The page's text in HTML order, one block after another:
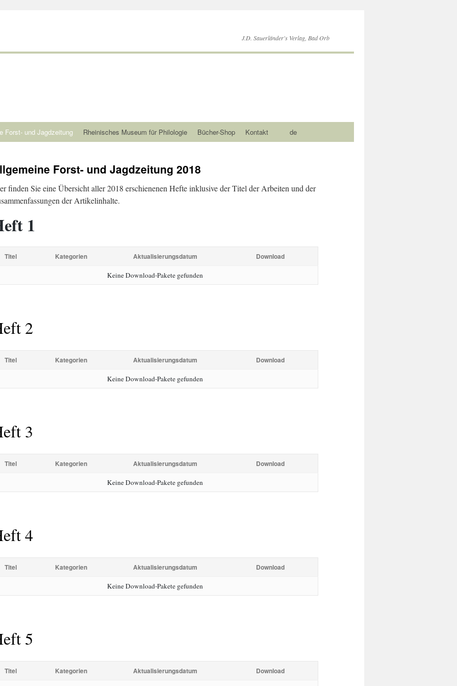
J.D. Sauerländer's Verlag, Bad Orb
Forst- und Jagdzeitung Rheinisches Museum für Philologie Bücher-Shop Kontakt de
Forst- und Jagdzeitung 2018
finden Sie eine Übersicht aller 2018 erschienenen Hefte inklusive der Titel der Arbeiten und der
der Artikelinhalte.
1
Titel Kategorien Aktualisierungsdatum Download
Keine Download-Pakete gefunden
2
Titel Kategorien Aktualisierungsdatum Download
Keine Download-Pakete gefunden
3
Titel Kategorien Aktualisierungsdatum Download
Keine Download-Pakete gefunden
4
Titel Kategorien Aktualisierungsdatum Download
Keine Download-Pakete gefunden
5
Titel Kategorien Aktualisierungsdatum Download